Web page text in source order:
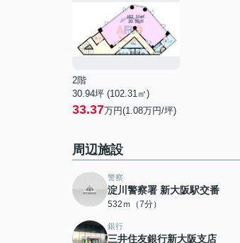
2階
30.94坪 (102.31㎡)
33.37万円(1.08万円/坪)
周辺施設
警察
淀川警察署 新大阪駅交番
532ｍ（7分）
銀行
三井住友銀行新大阪支店